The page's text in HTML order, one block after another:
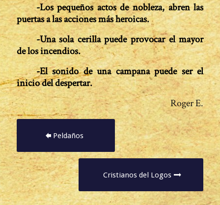
-Los pequeños actos de nobleza, abren las
puertas a las acciones más heroicas.
-Una sola cerilla puede provocar el mayor
de los incendios.
-El sonido de una campana puede ser el
inicio del despertar.
Roger E.
Peldaños
Cristianos del Logos